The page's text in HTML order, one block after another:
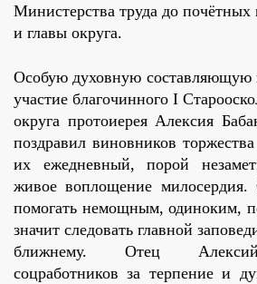
Министерства труда до почётных
и главы округа.
Особую духовную составляющую
участие благочинного I
округа протоиерея Алексия
поздравил виновников
их ежедневный, порой
живое воплощение
помогать немощным, одиноким,
значит следовать главной
ближнему. Отец Алексий
соцработников за терпение и